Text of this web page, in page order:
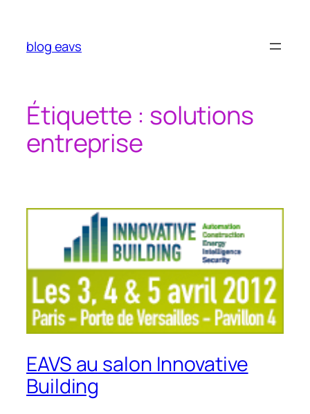
contenu
blog eavs
Étiquette : solutions
entreprise
EAVS au salon Innovative
Building